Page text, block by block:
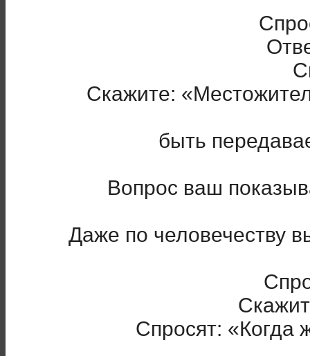
Скажите:
быть
Вопрос ваш
Даже по человечеству
Спросят: «Когда